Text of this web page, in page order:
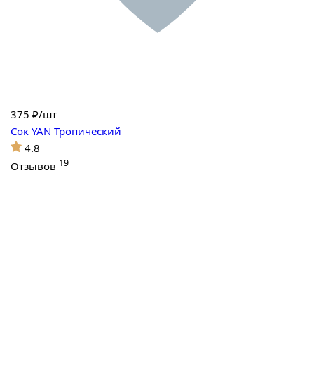
375 ₽/шт
Сок YAN Тропический
4.8
Отзывов 19